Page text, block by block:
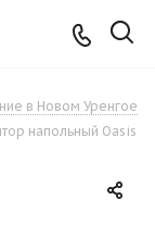
в Новом Уренгое
напольный Оasis